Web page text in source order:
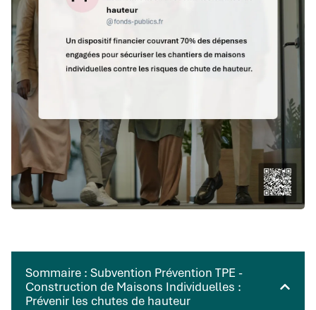
Sommaire : Subvention Prévention TPE -
Construction de Maisons Individuelles :
Prévenir les chutes de hauteur